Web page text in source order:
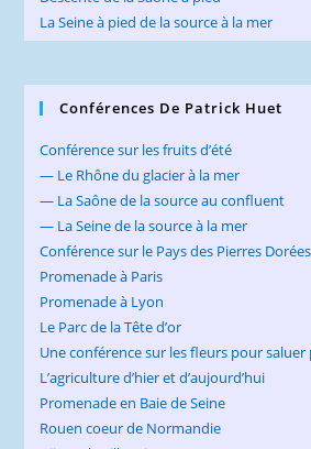
La Seine à pied de la source à la mer
Conférences De Patrick Huet
Conférence sur les fruits d’été
— Le Rhône du glacier à la mer
— La Saône de la source au confluent
— La Seine de la source à la mer
Conférence sur le Pays des Pierres Dorées
Promenade à Paris
Promenade à Lyon
Le Parc de la Tête d’or
Une conférence sur les fleurs pour
L’agriculture d’hier et d’aujourd’hui
Promenade en Baie de Seine
Rouen coeur de Normandie